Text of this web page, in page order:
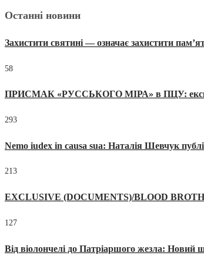
Останні новини
Захистити святині — означає захистити
58
ПРИСМАК «РУССЬКОГО МІРА» в ПЦУ:
293
Nemo iudex in causa sua: Наталія Шевчук
213
EXCLUSIVE (DOCUMENTS)/BLOOD
127
Від віолончелі до Патріаршого жезла: